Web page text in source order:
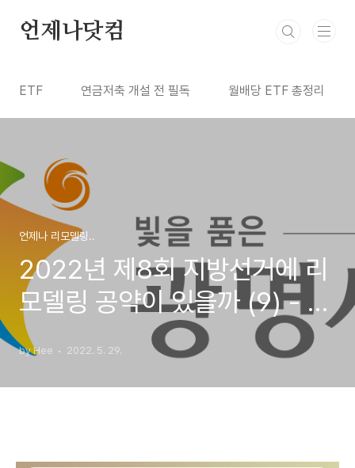
언제나닷컴
ETF 연금저축 개설 전 필독 월배당 ETF 총정리
언제나 리모델링..
2022년 제8회 지방선거에 리
모델링 공약이 있을까 (9) - 경
기 광명시장
by Hee 2022. 5. 29.